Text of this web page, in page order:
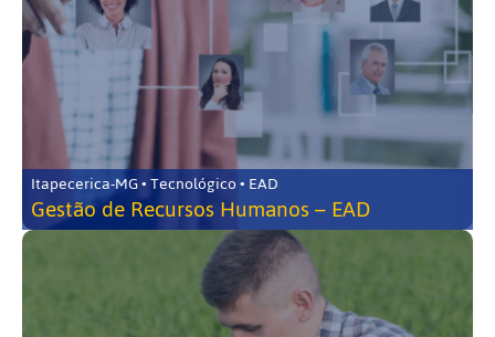
Itapecerica-MG • Tecnológico • EAD
Gestão de Recursos Humanos – EAD